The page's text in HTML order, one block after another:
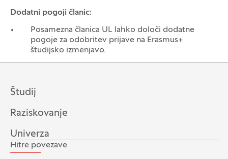
Dodatni pogoji članic:
Posamezna članica UL lahko določi dodatne
pogoje za odobritev prijave na Erasmus+
študijsko izmenjavo.
Študij
Raziskovanje
Univerza
Hitre povezave